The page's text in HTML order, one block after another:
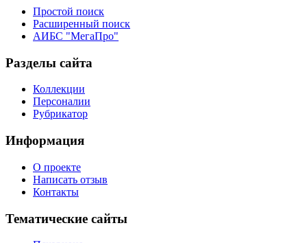
Простой поиск
Расширенный поиск
АИБС "МегаПро"
Разделы сайта
Коллекции
Персоналии
Рубрикатор
Информация
О проекте
Написать отзыв
Контакты
Тематические сайты